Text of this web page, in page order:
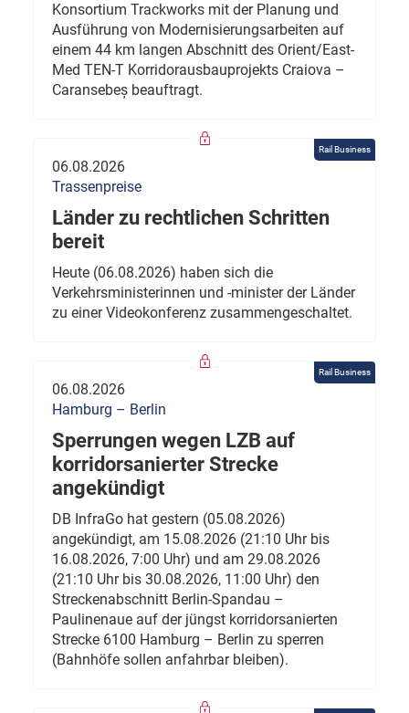
Konsortium Trackworks mit der Planung und
Ausführung von Modernisierungsarbeiten auf
einem 44 km langen Abschnitt des Orient/East-
Med TEN-T Korridorausbauprojekts Craiova –
Caransebeș beauftragt.
Rail Business
06.08.2026
Trassenpreise
Länder zu rechtlichen Schritten
bereit
Heute (06.08.2026) haben sich die
Verkehrsministerinnen und -minister der Länder
zu einer Videokonferenz zusammengeschaltet.
Rail Business
06.08.2026
Hamburg – Berlin
Sperrungen wegen LZB auf
korridorsanierter Strecke
angekündigt
DB InfraGo hat gestern (05.08.2026)
angekündigt, am 15.08.2026 (21:10 Uhr bis
16.08.2026, 7:00 Uhr) und am 29.08.2026
(21:10 Uhr bis 30.08.2026, 11:00 Uhr) den
Streckenabschnitt Berlin-Spandau –
Paulinenaue auf der jüngst korridorsanierten
Strecke 6100 Hamburg – Berlin zu sperren
(Bahnhöfe sollen anfahrbar bleiben).